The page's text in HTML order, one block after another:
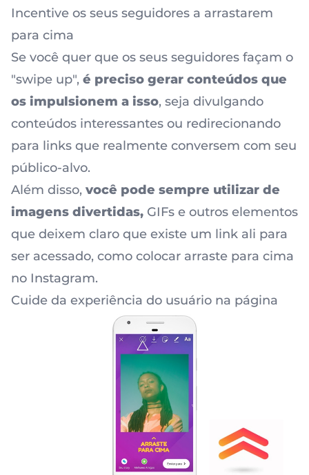
Incentive os seus seguidores a arrastarem
para cima
Se você quer que os seus seguidores façam o
"swipe up", é preciso gerar conteúdos que
os impulsionem a isso, seja divulgando
conteúdos interessantes ou redirecionando
para links que realmente conversem com seu
público-alvo.
Além disso, você pode sempre utilizar de
imagens divertidas, GIFs e outros elementos
que deixem claro que existe um link ali para
ser acessado, como colocar arraste para cima
no Instagram.
Cuide da experiência do usuário na página